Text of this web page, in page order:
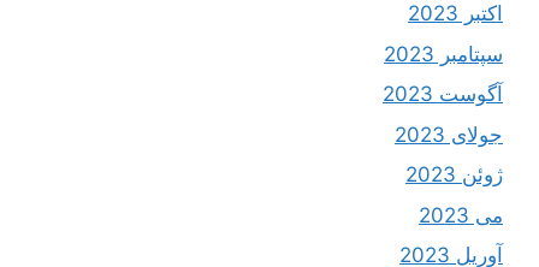
اکتبر 2023
سپتامبر 2023
آگوست 2023
جولای 2023
ژوئن 2023
می 2023
آوریل 2023